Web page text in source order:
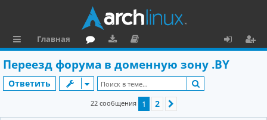
ы
л
Главная
ру
м
ру
зк
ку
м
Переезд форума в доменную зону .BY
Ответить
22 сообщения 1 2